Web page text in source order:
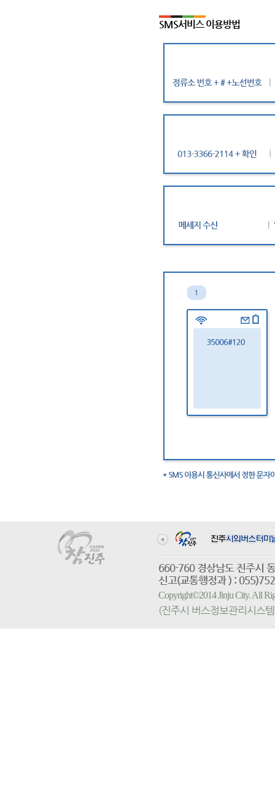
SMS서비스 이용방법
660-760 경상남도 진
신고(교통행정과 ) :
Copyright©2014 Jinju City. All
(진주시 버스정보관리시스